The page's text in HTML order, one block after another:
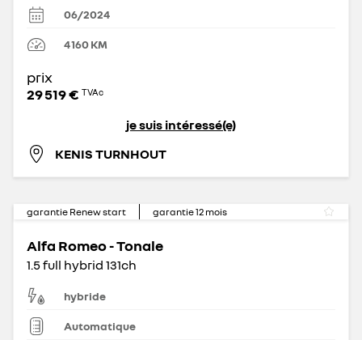
06/2024
4 160KM
prix
29 519 € TVAc
je suis intéressé(e)
KENIS TURNHOUT
garantie Renew start garantie12 mois
Alfa Romeo - Tonale
1.5 full hybrid 131ch
hybride
Automatique